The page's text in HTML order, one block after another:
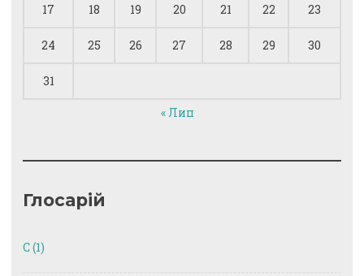
17 18 19 20 21 22 23
24 25 26 27 28 29 30
31
« Лип
Глосарій
C(1)